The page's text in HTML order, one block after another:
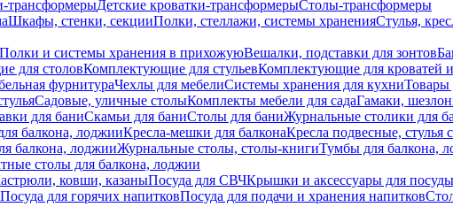
трансформерыДетские кроватки-трансформерыСтолы-трансформеры
Шкафы, стенки, секцииПолки, стеллажи, системы храненияСтулья,
Полки и системы хранения в прихожуюВешалки, подставки для зонтов
для столовКомплектующие для стульевКомплектующие для кроватей
фурнитураЧехлы для мебелиСистемы хранения для кухниТовары
Садовые, уличные столыКомплекты мебели для садаГамаки,
для баниСкамьи для баниСтолы для баниЖурнальные столики для
балкона, лоджииКресла-мешки для балконаКресла подвесные, стулья
балкона, лоджииЖурнальные столы, столы-книгиТумбы для балкона,
столы для балкона, лоджии
ковши, казаныПосуда для СВЧКрышки и аксессуары для посуды
Посуда для горячих напитковПосуда для подачи и хранения напитков